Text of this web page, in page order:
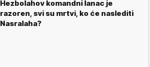
Hezbolahov komandni lanac je
razoren, svi su mrtvi, ko će naslediti
Nasralaha?